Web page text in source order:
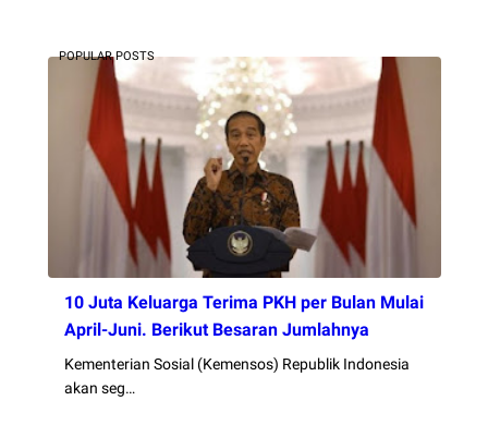
POPULAR POSTS
10 Juta Keluarga Terima PKH per Bulan Mulai
April-Juni. Berikut Besaran Jumlahnya
Kementerian Sosial (Kemensos) Republik Indonesia
akan seg…